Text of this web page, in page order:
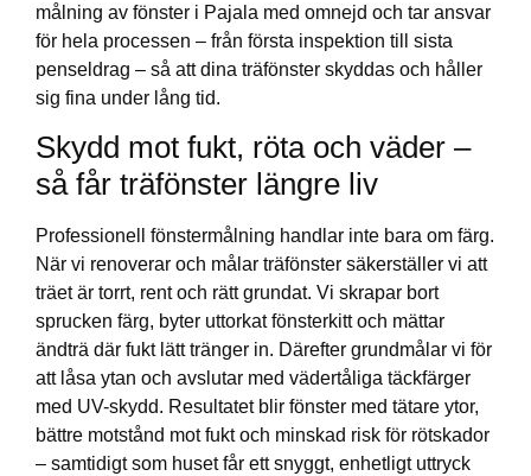
målning av fönster i Pajala med omnejd och tar ansvar
för hela processen – från första inspektion till sista
penseldrag – så att dina träfönster skyddas och håller
sig fina under lång tid.
Skydd mot fukt, röta och väder –
så får träfönster längre liv
Professionell fönstermålning handlar inte bara om färg.
När vi renoverar och målar träfönster säkerställer vi att
träet är torrt, rent och rätt grundat. Vi skrapar bort
sprucken färg, byter uttorkat fönsterkitt och mättar
ändträ där fukt lätt tränger in. Därefter grundmålar vi för
att låsa ytan och avslutar med vädertåliga täckfärger
med UV-skydd. Resultatet blir fönster med tätare ytor,
bättre motstånd mot fukt och minskad risk för rötskador
– samtidigt som huset får ett snyggt, enhetligt uttryck